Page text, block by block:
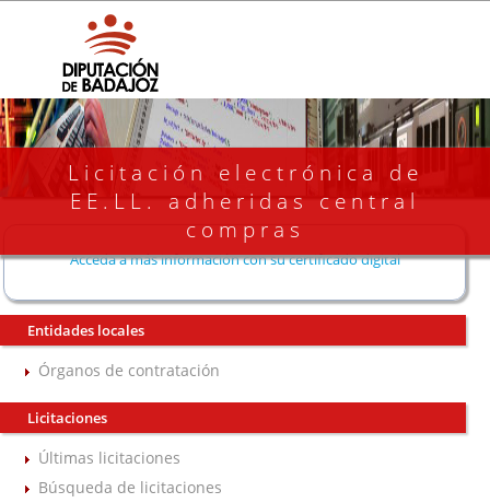
Licitación electrónica de
EE.LL. adheridas central
compras
Acceda a más información con su certificado digital
Entidades locales
Órganos de contratación
Licitaciones
Últimas licitaciones
Búsqueda de licitaciones